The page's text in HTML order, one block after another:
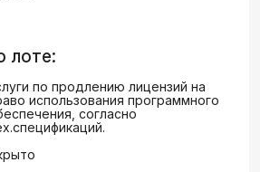
лоте:
по продлению лицензий на
использования программного
согласно